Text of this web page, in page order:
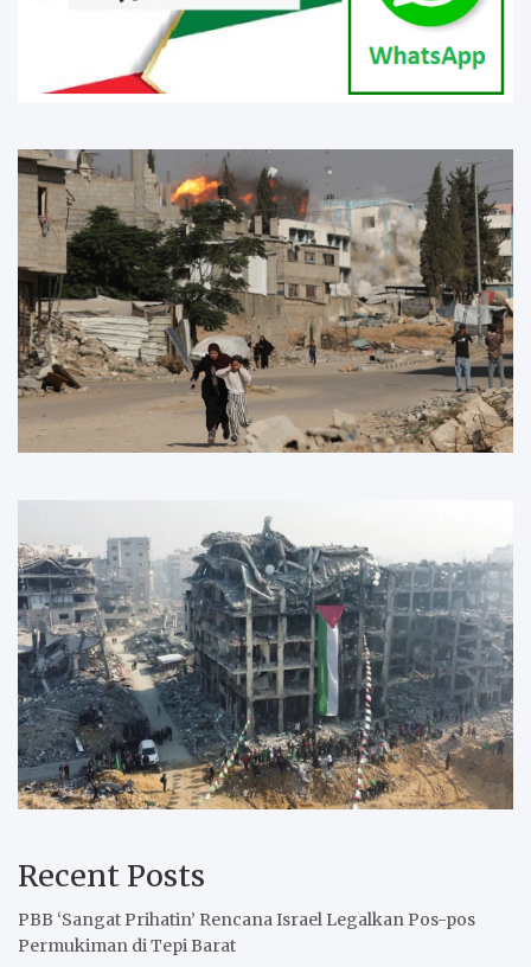
Recent Posts
PBB ‘Sangat Prihatin’ Rencana Israel Legalkan Pos-pos
Permukiman di Tepi Barat